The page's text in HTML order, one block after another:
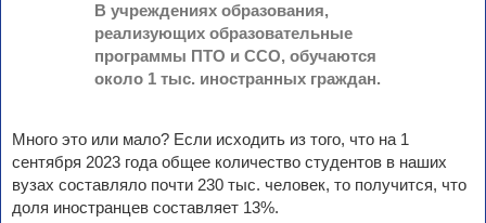
В учреждениях образования,
реализующих образовательные
программы ПТО и ССО, обучаются
около 1 тыс. иностранных граждан.
Много это или мало? Если исходить из того, что на 1
сентября 2023 года общее количество студентов в наших
вузах составляло почти 230 тыс. человек, то получится, что
доля иностранцев составляет 13%.